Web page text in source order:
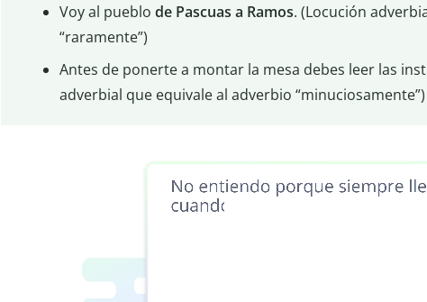
Voy al pueblo de Pascuas a Ramos. (Locución
“raramente”)
Antes de ponerte a montar la mesa debes leer las
adverbial que equivale al adverbio “minuciosamente”)